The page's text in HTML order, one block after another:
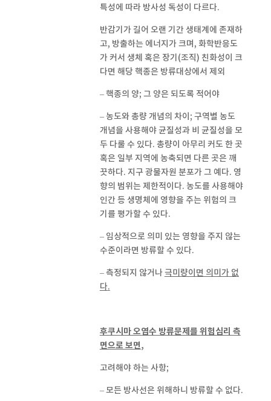
특성에 따라 방사성 독성이 다르다.
반감기가 길어 오랜 기간 생태계에 존재하
고, 방출하는 에너지가 크며, 화학반응도
가 커서 생체 혹은 장기(조직) 친화성이 크
다면 해당 핵종은 방류대상에서 제외
– 핵종의 양; 그 양은 되도록 적어야
– 농도와 총량 개념의 차이; 구역별 농도
개념을 사용해야 균질성과 비 균질성을 모
두 다룰 수 있다. 총량이 아무리 커도 한 곳
혹은 일부 지역에 농축되면 다른 곳은 깨
끗하다. 지구 광물자원 분포가 그 예다. 영
향의 범위는 제한적이다. 농도를 사용해야
인간 등 생명체에 영향을 주는 위험의 크
기를 평가할 수 있다.
– 임상적으로 의미 있는 영향을 주지 않는
수준이라면 방류할 수 있다.
– 측정되지 않거나극미량이면 의미가 없
다.
후쿠시마 오염수 방류문제를 위험심리 측
면으로 보면,
고려해야 하는 사항;
– 모든 방사선은 위해하니 방류할 수 없다.